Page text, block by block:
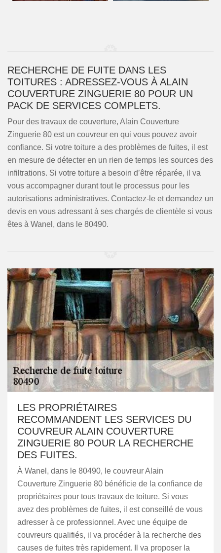
RECHERCHE DE FUITE DANS LES
TOITURES : ADRESSEZ-VOUS À ALAIN
COUVERTURE ZINGUERIE 80 POUR UN
PACK DE SERVICES COMPLETS.
Pour des travaux de couverture, Alain Couverture
Zinguerie 80 est un couvreur en qui vous pouvez avoir
confiance. Si votre toiture a des problèmes de fuites, il est
en mesure de détecter en un rien de temps les sources des
infiltrations. Si votre toiture a besoin d’être réparée, il va
vous accompagner durant tout le processus pour les
autorisations administratives. Contactez-le et demandez un
devis en vous adressant à ses chargés de clientèle si vous
êtes à Wanel, dans le 80490.
LES PROPRIÉTAIRES
RECOMMANDENT LES SERVICES DU
COUVREUR ALAIN COUVERTURE
ZINGUERIE 80 POUR LA RECHERCHE
DES FUITES.
À Wanel, dans le 80490, le couvreur Alain
Couverture Zinguerie 80 bénéficie de la confiance de
propriétaires pour tous travaux de toiture. Si vous
avez des problèmes de fuites, il est conseillé de vous
adresser à ce professionnel. Avec une équipe de
couvreurs qualifiés, il va procéder à la recherche des
causes de fuites très rapidement. Il va proposer la